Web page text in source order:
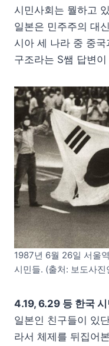
시민사회는 뭘하고
일본은 민주주의 대
시아 세 나라 중 중
구조라는 S쌤 답변
1987년 6월 26일 서울
시민들. (출처: 보도사진
4.19, 6.29 등 한국
일본인 친구들이 있
라서 체제를 뒤집어